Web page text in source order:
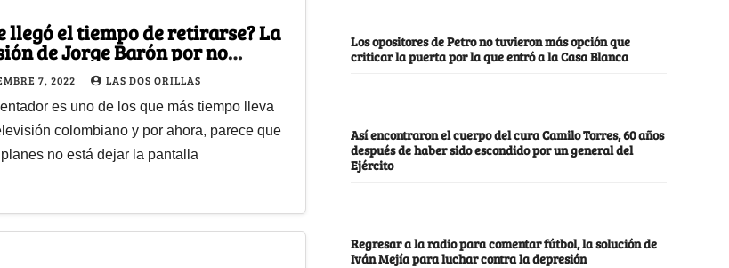
llegó el tiempo de retirarse? La
de Jorge Barón por no
la televisión
7, 2022 LAS DOS ORILLAS
es uno de los que más tiempo lleva
colombiano y por ahora, parece que
no está dejar la pantalla
Los opositores de Petro no tuvieron más opción que
criticar la puerta por la que entró a la Casa Blanca
Así encontraron el cuerpo del cura Camilo Torres, 60 años
después de haber sido escondido por un general del
Ejército
Regresar a la radio para comentar fútbol, la solución de
Iván Mejía para luchar contra la depresión